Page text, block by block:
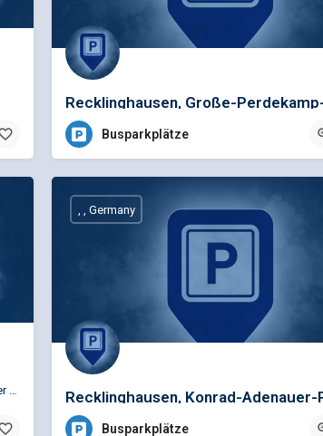
Recklinghausen, Große-
Straße, am Bahnhof, Ein / A
Busparkplätze
Telefon: 0 23 63 / 39 01 0Geschäftsführer: Daniel & Oliver Minarzik
Recklinghausen, Konrad-Adenauer-
, , Germany
Busparkplätze